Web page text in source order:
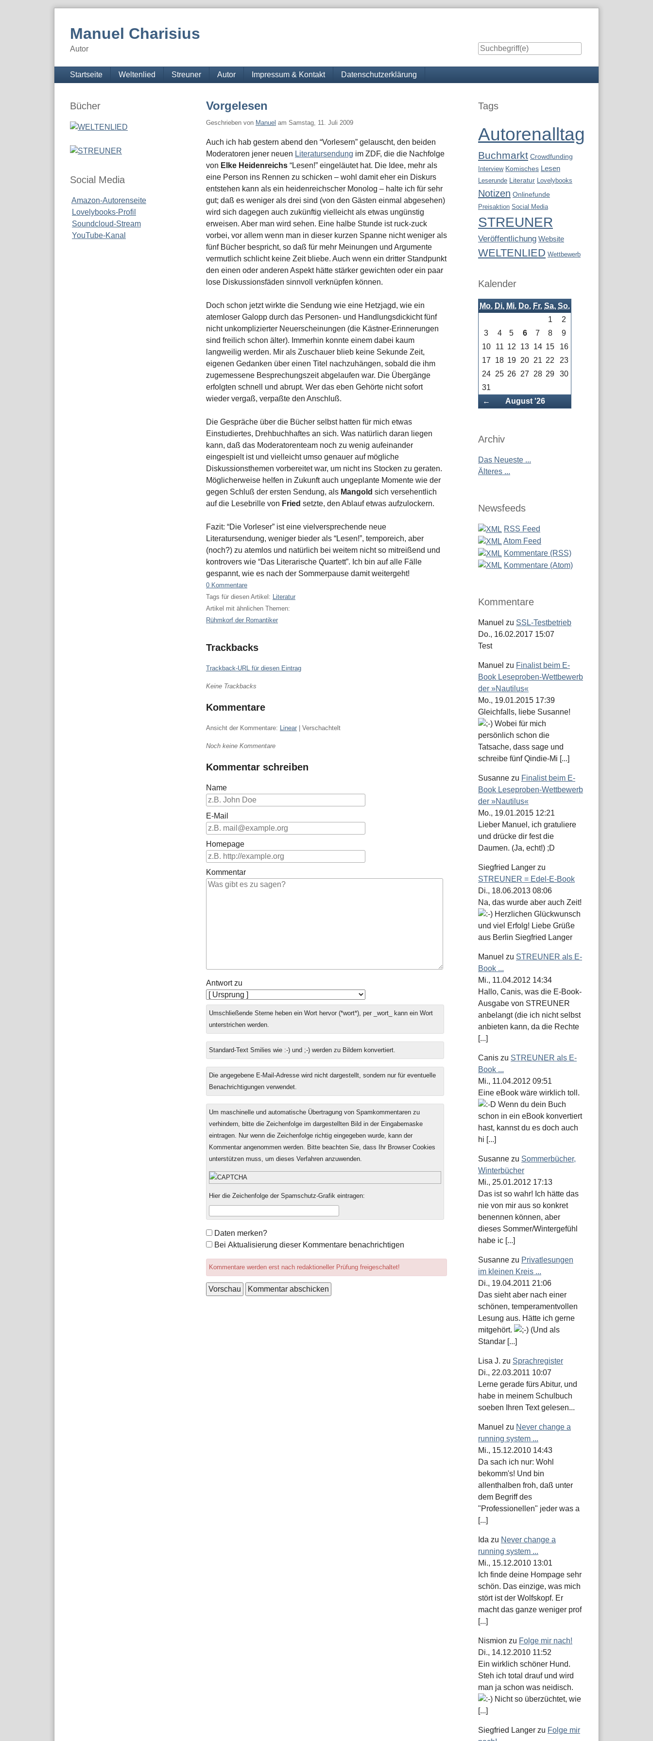
Manuel Charisius
Autor
Navigation
Startseite Weltenlied Streuner Autor Impressum & Kontakt Datenschutzerklärung
Vorgelesen
Geschrieben von Manuel am Samstag, 11. Juli 2009
Auch ich hab gestern abend den “Vorlesern” gelauscht, den beiden
Moderatoren jener neuen Literatursendung im ZDF, die die Nachfolge
von Elke Heidenreichs “Lesen!” eingeläutet hat. Die Idee, mehr als
eine Person ins Rennen zu schicken – wohl damit eher ein Diskurs
entstehen kann als ein heidenreichscher Monolog – halte ich für sehr
gut; daß es weniger als drei sind (von den Gästen einmal abgesehen)
wird sich dagegen auch zukünftig vielleicht als etwas ungünstig
erweisen. Aber man wird sehen. Eine halbe Stunde ist ruck-zuck
vorbei, vor allem wenn man in dieser kurzen Spanne nicht weniger als
fünf Bücher bespricht, so daß für mehr Meinungen und Argumente
vermutlich schlicht keine Zeit bliebe. Auch wenn ein dritter Standpunkt
den einen oder anderen Aspekt hätte stärker gewichten oder ein paar
lose Diskussionsfäden sinnvoll verknüpfen können.
Doch schon jetzt wirkte die Sendung wie eine Hetzjagd, wie ein
atemloser Galopp durch das Personen- und Handlungsdickicht fünf
nicht unkomplizierter Neuerscheinungen (die Kästner-Erinnerungen
sind freilich schon älter). Immerhin konnte einem dabei kaum
langweilig werden. Mir als Zuschauer blieb keine Sekunde Zeit,
eigenen Gedanken über einen Titel nachzuhängen, sobald die ihm
zugemessene Besprechungszeit abgelaufen war. Die Übergänge
erfolgten schnell und abrupt. Wer das eben Gehörte nicht sofort
wieder vergaß, verpaßte den Anschluß.
Die Gespräche über die Bücher selbst hatten für mich etwas
Einstudiertes, Drehbuchhaftes an sich. Was natürlich daran liegen
kann, daß das Moderatorenteam noch zu wenig aufeinander
eingespielt ist und vielleicht umso genauer auf mögliche
Diskussionsthemen vorbereitet war, um nicht ins Stocken zu geraten.
Möglicherweise helfen in Zukunft auch ungeplante Momente wie der
gegen Schluß der ersten Sendung, als Mangold sich versehentlich
auf die Lesebrille von Fried setzte, den Ablauf etwas aufzulockern.
Fazit: “Die Vorleser” ist eine vielversprechende neue
Literatursendung, weniger bieder als “Lesen!”, temporeich, aber
(noch?) zu atemlos und natürlich bei weitem nicht so mitreißend und
kontrovers wie “Das Literarische Quartett”. Ich bin auf alle Fälle
gespannt, wie es nach der Sommerpause damit weitergeht!
0 Kommentare
Tags für diesen Artikel: Literatur
Artikel mit ähnlichen Themen:
Rühmkorf der Romantiker
Trackbacks
Trackback-URL für diesen Eintrag
Keine Trackbacks
Kommentare
Ansicht der Kommentare: Linear | Verschachtelt
Noch keine Kommentare
Kommentar schreiben
Name
E-Mail
Homepage
Kommentar
Antwort zu
Umschließende Sterne heben ein Wort hervor (*wort*), per _wort_ kann ein Wort
unterstrichen werden.
Standard-Text Smilies wie :-) und ;-) werden zu Bildern konvertiert.
Die angegebene E-Mail-Adresse wird nicht dargestellt, sondern nur für eventuelle
Benachrichtigungen verwendet.
Um maschinelle und automatische Übertragung von Spamkommentaren zu
verhindern, bitte die Zeichenfolge im dargestellten Bild in der Eingabemaske
eintragen. Nur wenn die Zeichenfolge richtig eingegeben wurde, kann der
Kommentar angenommen werden. Bitte beachten Sie, dass Ihr Browser Cookies
unterstützen muss, um dieses Verfahren anzuwenden.
Hier die Zeichenfolge der Spamschutz-Grafik eintragen:
Formular-
Optionen
Daten merken?
Bei Aktualisierung dieser Kommentare benachrichtigen
Kommentare werden erst nach redaktioneller Prüfung freigeschaltet!
Seitenleiste
Bücher
Social Media
Amazon-Autorenseite
Lovelybooks-Profil
Soundcloud-Stream
YouTube-Kanal
Seitenleiste
Tags
Autorenalltag
Buchmarkt Crowdfunding
Interview Komisches Lesen
Leserunde Literatur Lovelybooks
Notizen Onlinefunde
Preisaktion Social Media
STREUNER
Veröffentlichung Website
WELTENLIED Wettbewerb
Kalender
Mo. Di. Mi. Do. Fr. Sa. So.
← ZurückAugust '26
1
2
3
4 5 6 7 8
9
10
11 12 13 14 15
16
17
18 19 20 21 22
23
24
25 26 27 28 29
30
31
Archiv
Das Neueste ...
Älteres ...
Newsfeeds
RSS Feed
Atom Feed
Kommentare (RSS)
Kommentare (Atom)
Kommentare
Manuel zu SSL-Testbetrieb
Do., 16.02.2017 15:07
Test
Manuel zu Finalist beim E-
Book Leseproben-Wettbewerb
der »Nautilus«
Mo., 19.01.2015 17:39
Gleichfalls, liebe Susanne!
Wobei für mich
persönlich schon die
Tatsache, dass sage und
schreibe fünf Qindie-Mi [...]
Susanne zu Finalist beim E-
Book Leseproben-Wettbewerb
der »Nautilus«
Mo., 19.01.2015 12:21
Lieber Manuel, ich gratuliere
und drücke dir fest die
Daumen. (Ja, echt!) ;D
Siegfried Langer zu
STREUNER = Edel-E-Book
Di., 18.06.2013 08:06
Na, das wurde aber auch Zeit!
Herzlichen Glückwunsch
und viel Erfolg! Liebe Grüße
aus Berlin Siegfried Langer
Manuel zu STREUNER als E-
Book ...
Mi., 11.04.2012 14:34
Hallo, Canis, was die E-Book-
Ausgabe von STREUNER
anbelangt (die ich nicht selbst
anbieten kann, da die Rechte
[...]
Canis zu STREUNER als E-
Book ...
Mi., 11.04.2012 09:51
Eine eBook wäre wirklich toll.
Wenn du dein Buch
schon in ein eBook konvertiert
hast, kannst du es doch auch
hi [...]
Susanne zu Sommerbücher,
Winterbücher
Mi., 25.01.2012 17:13
Das ist so wahr! Ich hätte das
nie von mir aus so konkret
benennen können, aber
dieses Sommer/Wintergefühl
habe ic [...]
Susanne zu Privatlesungen
im kleinen Kreis ...
Di., 19.04.2011 21:06
Das sieht aber nach einer
schönen, temperamentvollen
Lesung aus. Hätte ich gerne
mitgehört.
(Und als
Standar [...]
Lisa J. zu Sprachregister
Di., 22.03.2011 10:07
Lerne gerade fürs Abitur, und
habe in meinem Schulbuch
soeben Ihren Text gelesen...
Manuel zu Never change a
running system ...
Mi., 15.12.2010 14:43
Da sach ich nur: Wohl
bekomm's! Und bin
allenthalben froh, daß unter
dem Begriff des
"Professionellen" jeder was a
[...]
Ida zu Never change a
running system ...
Mi., 15.12.2010 13:01
Ich finde deine Hompage sehr
schön. Das einzige, was mich
stört ist der Wolfskopf. Er
macht das ganze weniger prof
[...]
Nismion zu Folge mir nach!
Di., 14.12.2010 11:52
Ein wirklich schöner Hund.
Steh ich total drauf und wird
man ja schon was neidisch.
Nicht so überzüchtet, wie
[...]
Siegfried Langer zu Folge mir